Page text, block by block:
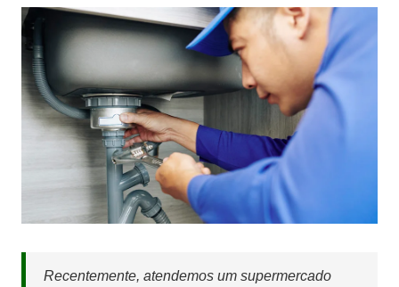
Recentemente, atendemos um supermercado